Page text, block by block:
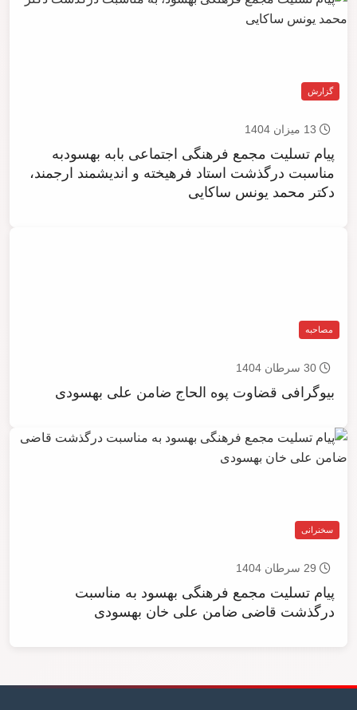
گزارش
پیام تسلیت مجمع فرهنگی اجتماعی بابه بهسودبه
مناسبت درگذشت استاد فرهیخته و اندیشمند ارجمند،
دکتر محمد یونس ساکایی
مصاحبه
بیوگرافی قضاوت پوه الحاج ضامن علی بهسودی
سخنرانی
پیام تسلیت مجمع فرهنگی بهسود به مناسبت
درگذشت قاضی ضامن علی خان بهسودی